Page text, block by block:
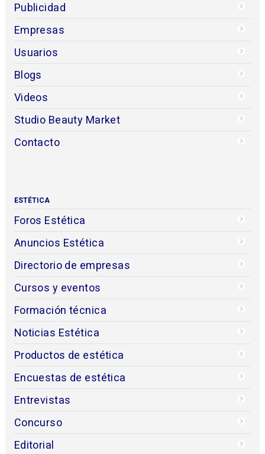
Publicidad
Empresas
Usuarios
Blogs
Videos
Studio Beauty Market
Contacto
ESTÉTICA
Foros Estética
Anuncios Estética
Directorio de empresas
Cursos y eventos
Formación técnica
Noticias Estética
Productos de estética
Encuestas de estética
Entrevistas
Concurso
Editorial